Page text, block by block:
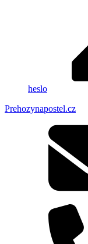
heslo
Prehozynapostel.cz